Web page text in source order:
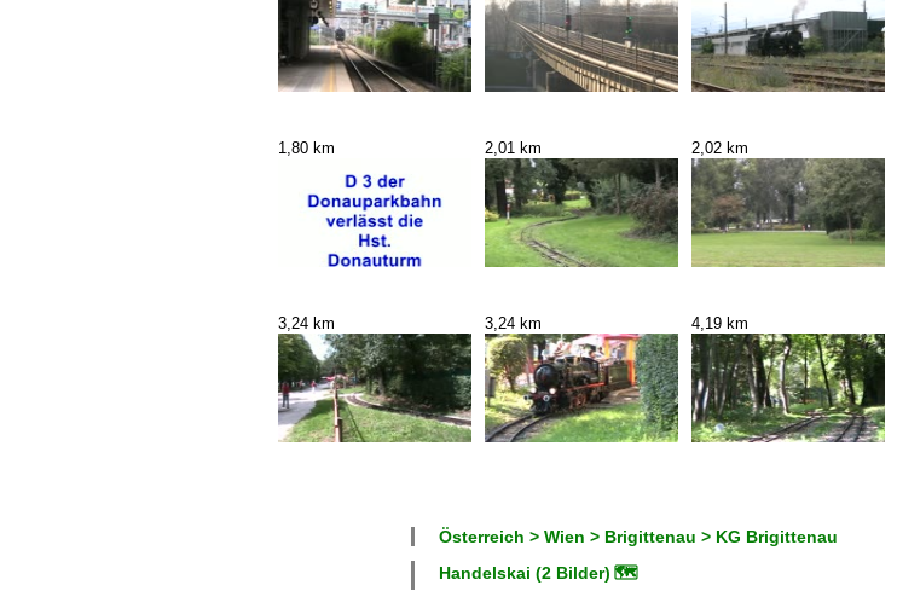
1,80 km 2,01 km 2,02 km
3,24 km 3,24 km 4,19 km
Österreich > Wien > Brigittenau > KG Brigittenau
Handelskai (2 Bilder) 🗺